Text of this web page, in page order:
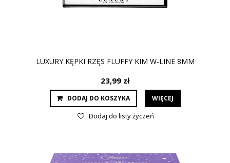
LUXURY KĘPKI RZĘS FLUFFY KIM W-LINE 8MM
23,99 zł
DODAJ DO KOSZYKA WIĘCEJ
Dodaj do listy życzeń